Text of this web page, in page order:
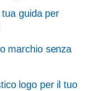
guida per
marchio senza
logo per il tuo